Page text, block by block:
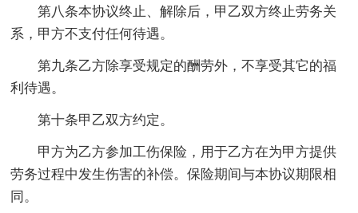
第八条本协议终止、解除后，甲乙双方终止劳务关
系，甲方不支付任何待遇。
第九条乙方除享受规定的酬劳外，不享受其它的福
利待遇。
第十条甲乙双方约定。
甲方为乙方参加工伤保险，用于乙方在为甲方提供
劳务过程中发生伤害的补偿。保险期间与本协议期限相
同。